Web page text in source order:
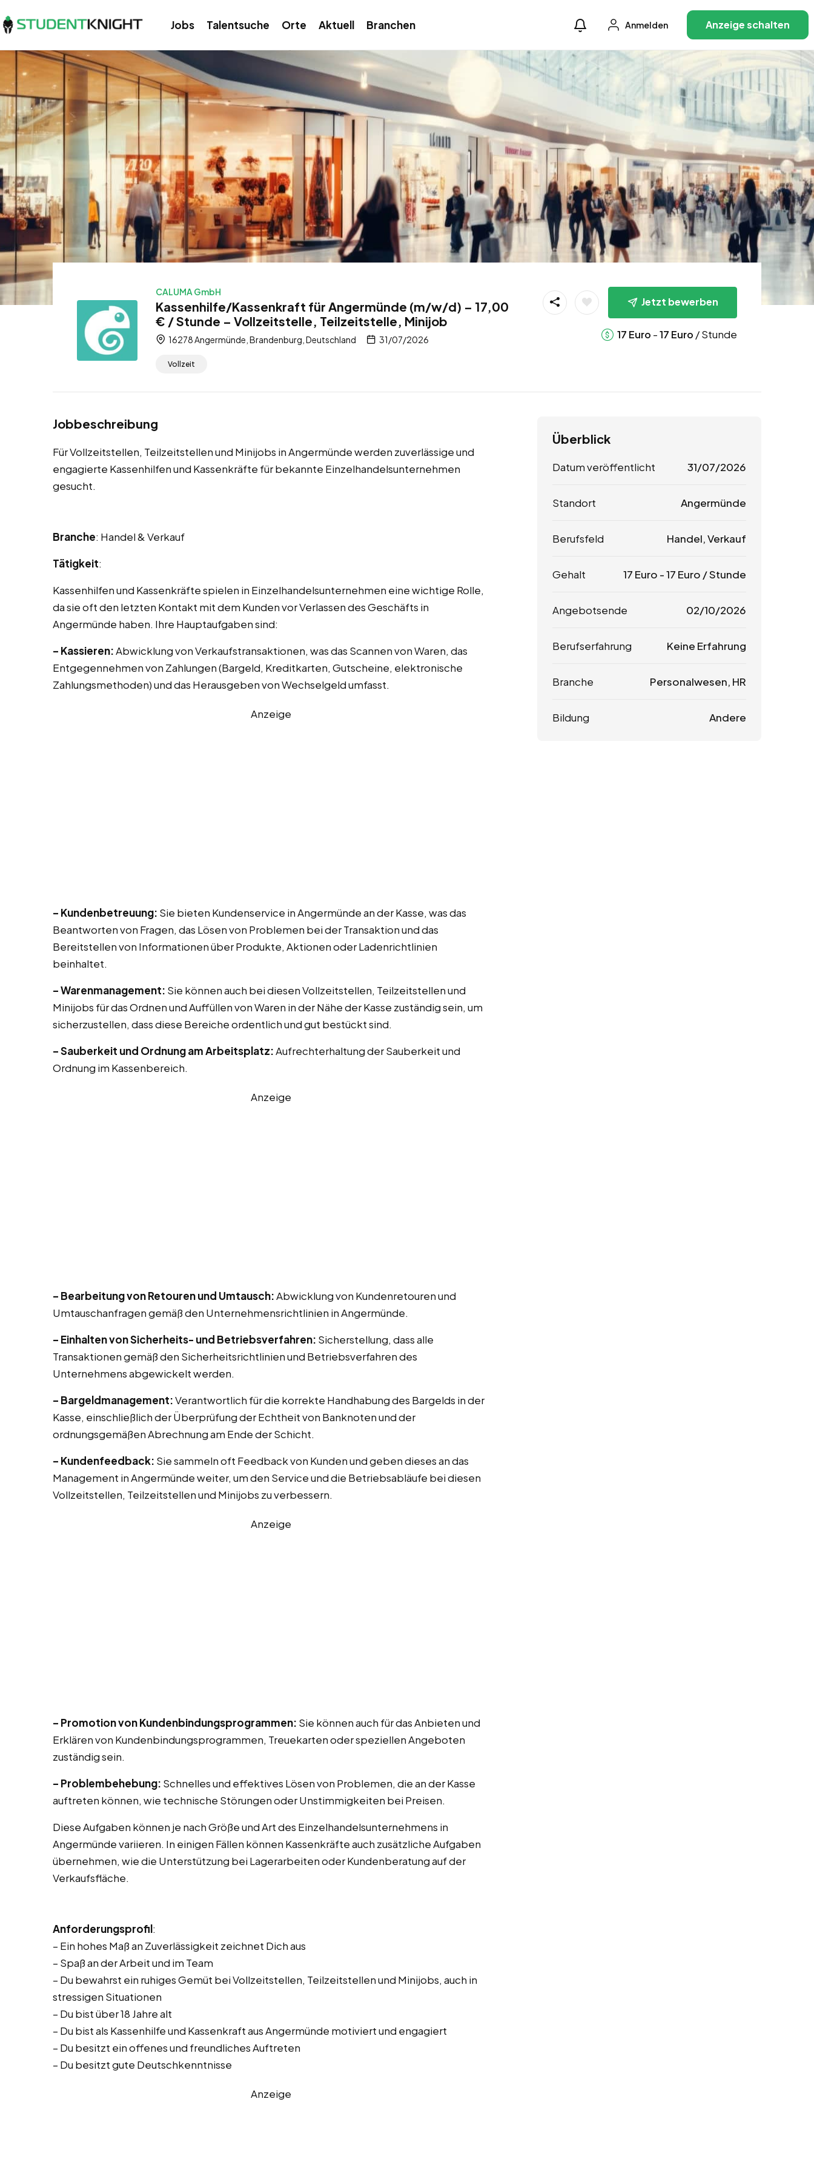
Jobs Talentsuche Orte Aktuell Branchen Anmelden Anzeige schalten
CALUMA GmbH
Kassenhilfe/Kassenkraft für Angermünde (m/w/d) – 17,00
€ / Stunde – Vollzeitstelle, Teilzeitstelle, Minijob
16278 Angermünde, Brandenburg, Deutschland 31/07/2026
Vollzeit
Jetzt bewerben
17 Euro -17 Euro / Stunde
Jobbeschreibung
Für Vollzeitstellen, Teilzeitstellen und Minijobs in Angermünde werden zuverlässige und
engagierte Kassenhilfen und Kassenkräfte für bekannte Einzelhandelsunternehmen
gesucht.
Branche: Handel & Verkauf
Tätigkeit:
Kassenhilfen und Kassenkräfte spielen in Einzelhandelsunternehmen eine wichtige Rolle,
da sie oft den letzten Kontakt mit dem Kunden vor Verlassen des Geschäfts in
Angermünde haben. Ihre Hauptaufgaben sind:
– Kassieren:Abwicklung von Verkaufstransaktionen, was das Scannen von Waren, das
Entgegennehmen von Zahlungen (Bargeld, Kreditkarten, Gutscheine, elektronische
Zahlungsmethoden) und das Herausgeben von Wechselgeld umfasst.
Anzeige
– Kundenbetreuung: Sie bieten Kundenservice in Angermünde an der Kasse, was das
Beantworten von Fragen, das Lösen von Problemen bei der Transaktion und das
Bereitstellen von Informationen über Produkte, Aktionen oder Ladenrichtlinien
beinhaltet.
– Warenmanagement: Sie können auch bei diesen Vollzeitstellen, Teilzeitstellen und
Minijobs für das Ordnen und Auffüllen von Waren in der Nähe der Kasse zuständig sein, um
sicherzustellen, dass diese Bereiche ordentlich und gut bestückt sind.
– Sauberkeit und Ordnung am Arbeitsplatz:Aufrechterhaltung der Sauberkeit und
Ordnung im Kassenbereich.
Anzeige
– Bearbeitung von Retouren und Umtausch:Abwicklung von Kundenretouren und
Umtauschanfragen gemäß den Unternehmensrichtlinien in Angermünde.
– Einhalten von Sicherheits- und Betriebsverfahren: Sicherstellung, dass alle
Transaktionen gemäß den Sicherheitsrichtlinien und Betriebsverfahren des
Unternehmens abgewickelt werden.
– Bargeldmanagement:Verantwortlich für die korrekte Handhabung des Bargelds in der
Kasse, einschließlich der Überprüfung der Echtheit von Banknoten und der
ordnungsgemäßen Abrechnung am Ende der Schicht.
– Kundenfeedback: Sie sammeln oft Feedback von Kunden und geben dieses an das
Management in Angermünde weiter, um den Service und die Betriebsabläufe bei diesen
Vollzeitstellen, Teilzeitstellen und Minijobs zu verbessern.
Anzeige
– Promotion von Kundenbindungsprogrammen: Sie können auch für das Anbieten und
Erklären von Kundenbindungsprogrammen, Treuekarten oder speziellen Angeboten
zuständig sein.
– Problembehebung: Schnelles und effektives Lösen von Problemen, die an der Kasse
auftreten können, wie technische Störungen oder Unstimmigkeiten bei Preisen.
Diese Aufgaben können je nach Größe und Art des Einzelhandelsunternehmens in
Angermünde variieren. In einigen Fällen können Kassenkräfte auch zusätzliche Aufgaben
übernehmen, wie die Unterstützung bei Lagerarbeiten oder Kundenberatung auf der
Verkaufsfläche.
Anforderungsprofil:
– Ein hohes Maß an Zuverlässigkeit zeichnet Dich aus
– Spaß an der Arbeit und im Team
– Du bewahrst ein ruhiges Gemüt bei Vollzeitstellen, Teilzeitstellen und Minijobs, auch in
stressigen Situationen
– Du bist über 18 Jahre alt
– Du bist als Kassenhilfe und Kassenkraft aus Angermünde motiviert und engagiert
– Du besitzt ein offenes und freundliches Auftreten
– Du besitzt gute Deutschkenntnisse
Anzeige
Überblick
Datum veröffentlicht 31/07/2026
Standort Angermünde
Berufsfeld Handel, Verkauf
Gehalt 17 Euro -17 Euro / Stunde
Angebotsende 02/10/2026
Berufserfahrung Keine Erfahrung
Branche Personalwesen, HR
Bildung Andere